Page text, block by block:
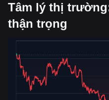
Tâm lý thị
thận trọng